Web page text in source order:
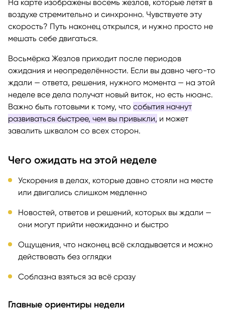
На карте изображены восемь жезлов, которые летят в
воздухе стремительно и синхронно. Чувствуете эту
скорость? Путь наконец открылся, и нужно просто не
мешать себе двигаться.
Восьмёрка Жезлов приходит после периодов
ожидания и неопределённости. Если вы давно чего-то
ждали — ответа, решения, нужного момента — на этой
неделе все дела получат новый виток, но есть нюанс.
Важно быть готовыми к тому, что события начнут
развиваться быстрее, чем вы привыкли, и может
завалить шквалом со всех сторон.
Чего ожидать на этой неделе
Ускорения в делах, которые давно стояли на месте
или двигались слишком медленно
Новостей, ответов и решений, которых вы ждали —
они могут прийти неожиданно и быстро
Ощущения, что наконец всё складывается и можно
действовать без оглядки
Соблазна взяться за всё сразу
Главные ориентиры недели